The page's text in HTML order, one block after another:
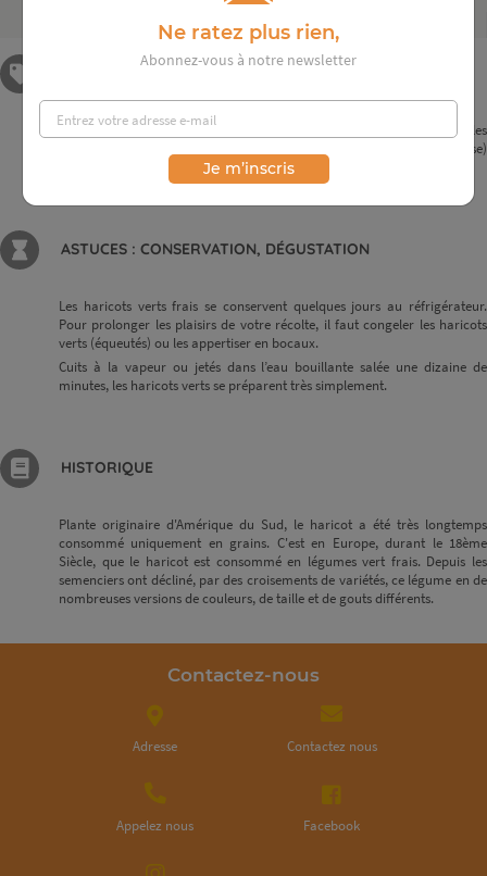
Les haricots verts ou beurre sont récoltés et consommés avant que les
graines ne murissent. Ainsi la graine et son enveloppe (la gousse)
demeurent charnues et fondantes.
ASTUCES : CONSERVATION, DÉGUSTATION
Les haricots verts frais se conservent quelques jours au réfrigérateur.
Pour prolonger les plaisirs de votre récolte, il faut congeler les haricots
verts (équeutés) ou les appertiser en bocaux.
Cuits à la vapeur ou jetés dans l’eau bouillante salée une dizaine de
minutes, les haricots verts se préparent très simplement.
HISTORIQUE
Plante originaire d'Amérique du Sud, le haricot a été très longtemps
consommé uniquement en grains. C'est en Europe, durant le 18ème
Siècle, que le haricot est consommé en légumes vert frais. Depuis les
semenciers ont décliné, par des croisements de variétés, ce légume en de
nombreuses versions de couleurs, de taille et de gouts différents.
Contactez-nous
Adresse Contactez nous
Appelez nous Facebook
Ne ratez plus rien,
Abonnez-vous à notre newsletter
Je m’inscris